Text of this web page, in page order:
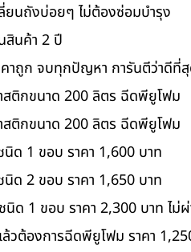
ยนถังบ่อยๆ ไม่ต้องซ่อมบำรุง
สินค้า 2 ปี
าถูก จบทุกปัญหา การันตีว่าดีที่
สติกขนาด 200 ลิตร ฉีดพียูโฟม
สติกขนาด 200 ลิตร ฉีดพียูโฟม
ด 1 ขอบ ราคา 1,600 บาท
ด 2 ขอบ ราคา 1,650 บาท
ด 1 ขอบ ราคา 2,300 บาท ไม่
วต้องการฉีดพียูโฟม ราคา